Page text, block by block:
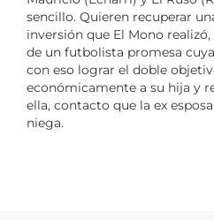
sencillo. Quieren recuperar
inversión que El Mono
de un futbolista promesa
con eso lograr el doble
económicamente a su hija y
ella, contacto que la ex
niega.